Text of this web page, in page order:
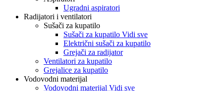
Ugradni aspiratori
Radijatori i ventilatori
Sušači za kupatilo
Sušači za kupatilo Vidi sve
Električni sušači za kupatilo
Grejači za radijator
Ventilatori za kupatilo
Grejalice za kupatilo
Vodovodni materijal
Vodovodni materijal Vidi sve